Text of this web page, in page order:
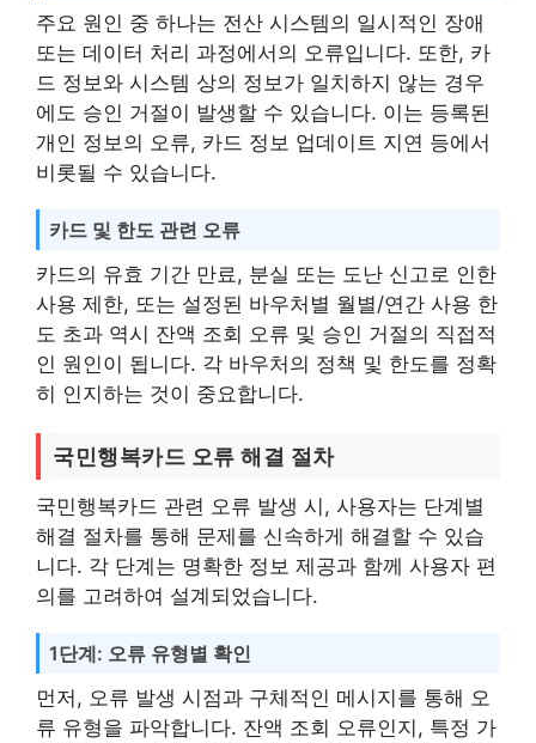
주요 원인 중 하나는 전산 시스템의 일시적인 장애
또는 데이터 처리 과정에서의 오류입니다. 또한, 카
드 정보와 시스템 상의 정보가 일치하지 않는 경우
에도 승인 거절이 발생할 수 있습니다. 이는 등록된
개인 정보의 오류, 카드 정보 업데이트 지연 등에서
비롯될 수 있습니다.
카드 및 한도 관련 오류
카드의 유효 기간 만료, 분실 또는 도난 신고로 인한
사용 제한, 또는 설정된 바우처별 월별/연간 사용 한
도 초과 역시 잔액 조회 오류 및 승인 거절의 직접적
인 원인이 됩니다. 각 바우처의 정책 및 한도를 정확
히 인지하는 것이 중요합니다.
국민행복카드 오류 해결 절차
국민행복카드 관련 오류 발생 시, 사용자는 단계별
해결 절차를 통해 문제를 신속하게 해결할 수 있습
니다. 각 단계는 명확한 정보 제공과 함께 사용자 편
의를 고려하여 설계되었습니다.
1단계: 오류 유형별 확인
먼저, 오류 발생 시점과 구체적인 메시지를 통해 오
류 유형을 파악합니다. 잔액 조회 오류인지, 특정 가